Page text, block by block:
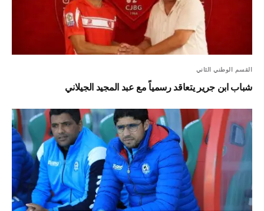
القسم الوطني الثاني
شباب ابن جرير يتعاقد رسمياً مع عبد المجيد الجيلاني